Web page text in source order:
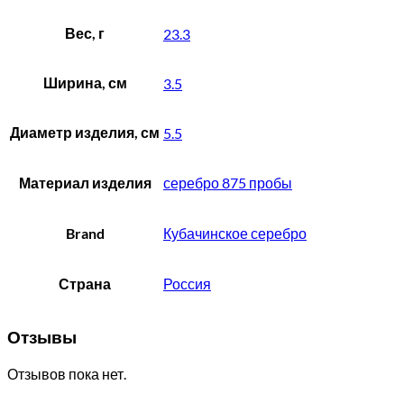
Вес, г 23.3
Ширина, см 3.5
Диаметр изделия, см 5.5
Материал изделия серебро 875 пробы
Brand Кубачинское серебро
Страна Россия
Отзывы
Отзывов пока нет.